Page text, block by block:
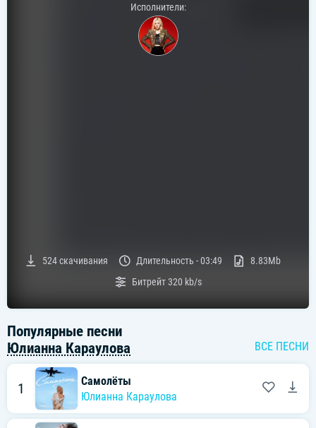
Исполнители:
524скачивания Длительность -03:49
8.83Mb
Битрейт320 kb/s
Популярные песни
Юлианна Караулова
ВСЕ ПЕСНИ
1
Самолёты
Юлианна Караулова